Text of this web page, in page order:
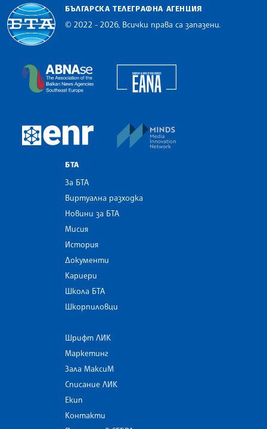
БЪЛГАРСКА ТЕЛЕГРАФНА АГЕНЦИЯ
© 2022 - 2026, Всички права са запазени.
The Assocoation of the Balkan News Agencies
European Newsroom
БТА
За БТА
Виртуална разходка
Новини за БТА
Мисия
История
Документи
Кариери
Школа БТА
Шкорпиловци
Шрифт ЛИК
Маркетинг
Зала МаксиМ
Списание ЛИК
Екип
Контакти